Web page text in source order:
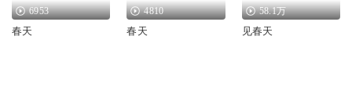
6953
春天
4810
春天
58.1万
见春天